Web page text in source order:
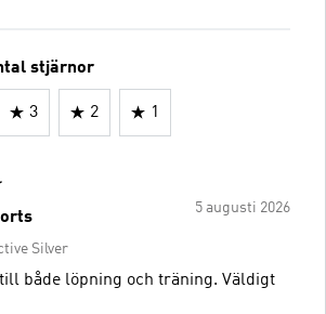
stjärnor
3 2 1
5 augusti 2026
Silver
både löpning och träning. Väldigt